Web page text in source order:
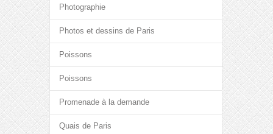
Photographie
Photos et dessins de Paris
Poissons
Poissons
Promenade à la demande
Quais de Paris